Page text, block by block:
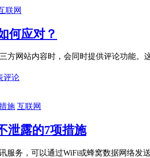
联网
何应对？
方网站内容时，会同时提供评论功能
评论
互联网
泄露的7项措施
服务，可以通过WiFi或蜂窝数据网络